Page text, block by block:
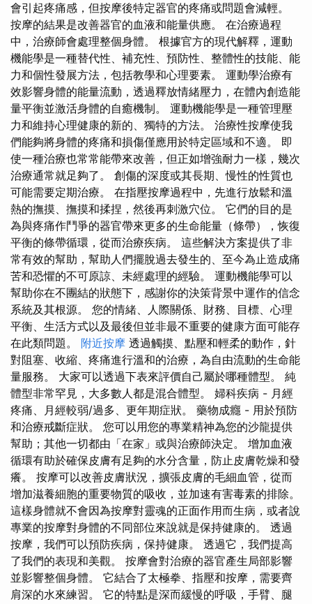
會引起疼痛感，但按摩後特定器官的疼痛或問題會減輕。
按摩的結果是改善器官的血液和能量供應。 在治療過程
中，治療師會處理整個身體。 根據官方的現代解釋，運動
機能學是一種替代性、補充性、預防性、整體性的技能、能
力和個性發展方法，包括教學和心理要素。 運動學治療有
效影響身體的能量流動，透過釋放情緒壓力，在體內創造能
量平衡並激活身體的自癒機制。 運動機能學是一種管理壓
力和維持心理健康的新的、獨特的方法。 治療性按摩使我
們能夠將身體的疼痛和損傷僅應用於特定區域和不適。 即
使一種治療也常常能帶來改善，但正如增強耐力一樣，幾次
治療通常就足夠了。 創傷的深度或其長期、慢性的性質也
可能需要定期治療。 在指壓按摩過程中，先進行放鬆和溫
熱的撫摸、撫摸和揉捏，然後再刺激穴位。 它們的目的是
為與疼痛作鬥爭的器官帶來更多的生命能量（條帶），恢復
平衡的條帶循環，從而治療疾病。 這些解決方案提供了非
常有效的幫助，幫助人們擺脫過去發生的、至今為止造成痛
苦和恐懼的不可原諒、未經處理的經驗。 運動機能學可以
幫助你在不團結的狀態下，感謝你的決策背景中運作的信念
系統及其根源。 您的情緒、人際關係、財務、目標、心理
平衡、生活方式以及最後但並非最不重要的健康方面可能存
在此類問題。 附近按摩 透過觸摸、點壓和輕柔的動作，針
對阻塞、收縮、疼痛進行溫和的治療，為自由流動的生命能
量服務。 大家可以透過下表來評價自己屬於哪種體型。 純
體型非常罕見，大多數人都是混合體型。 婦科疾病 - 月經
疼痛、月經較弱/過多、更年期症狀。 藥物成癮 - 用於預防
和治療戒斷症狀。 您可以用您的專業精神為您的沙龍提供
幫助；其他一切都由「在家」或與治療師決定。 增加血液
循環有助於確保皮膚有足夠的水分含量，防止皮膚乾燥和發
癢。 按摩可以改善皮膚狀況，擴張皮膚的毛細血管，從而
增加滋養細胞的重要物質的吸收，並加速有害毒素的排除。
這樣身體就不會因為按摩對靈魂的正面作用而生病，或者說
專業的按摩對身體的不同部位來說就是保持健康的。 透過
按摩，我們可以預防疾病，保持健康。 透過它，我們提高
了我們的表現和美觀。 按摩會對治療的器官產生局部影響
並影響整個身體。 它結合了太極拳、指壓和按摩，需要齊
肩深的水來練習。 它的特點是深而緩慢的呼吸，手臂、腿